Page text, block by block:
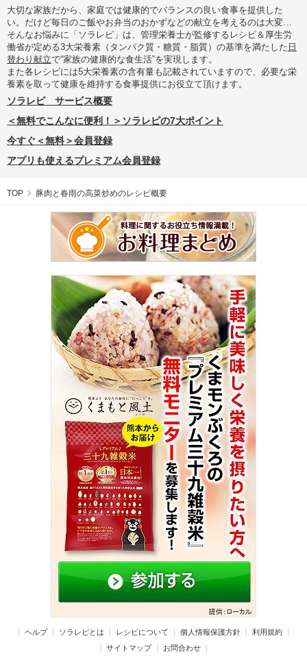
大切な家族だから、家庭では健康的でバランスの良い食事を提供した
い。だけど毎日のご飯やお弁当のおかずなどの献立を考えるのは大変…
そんなお悩みに「ソラレピ」は、管理栄養士が監修するレシピ＆厚生労
働省が定める3大栄養素（タンパク質・糖質・脂質）の基準を満たした 日
替わり献立で“家族の健康的な食生活”を実現します。
また各レシピには5大栄養素の含有量も記載されていますので、必要な栄
養素を取って健康を維持する食事提供にお役立て頂けます。
ソラレピ サービス概要
＜無料でこんなに便利！＞ソラレピの7大ポイント
今すぐ＜無料＞会員登録
アプリも使えるプレミアム会員登録
TOP 豚肉と春雨の高菜炒めのレシピ概要
ヘルプ ソラレピとは レシピについて 個人情報保護方針
利用規約
サイトマップ
お問合わせ